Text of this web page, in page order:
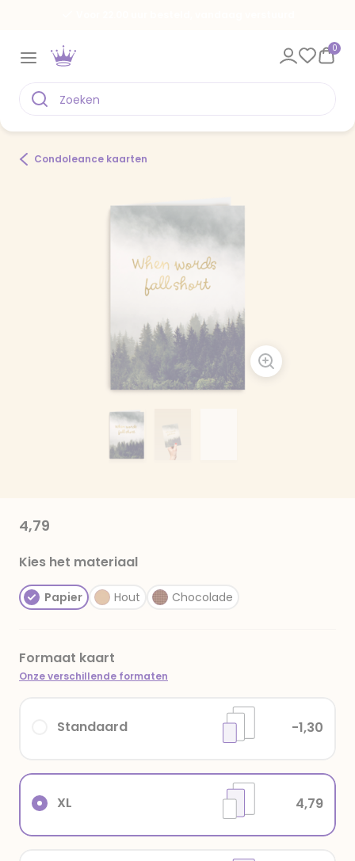
0
Condoleance kaarten
4,79
Kies het materiaal
Papier Hout Chocolade
Formaat kaart
Onze verschillende formaten
XL 4,79
Standaard -1,30